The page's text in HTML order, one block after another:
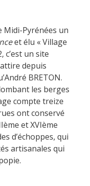
Midi-Pyrénées un
et élu « Village
c’est un site
depuis
BRETON.
les berges
compte treize
ont conservé
et XVIème
d’échoppes, qui
artisanales qui